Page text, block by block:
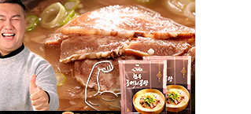
트 물류센터' 전환
코플랜트 "전수 조사"
(8/7)
민석, 호남 경선 앞두고 총력전
발표"